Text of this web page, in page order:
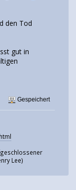
den Tod
gut in
Gespeichert
Lee)